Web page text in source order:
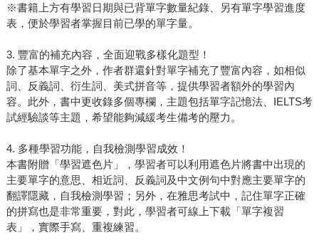
※書籍上方有學習日期與已背單字數量紀錄、另有單字學習進度
表，便於學習者掌握目前已學的單字量。
3. 豐富的補充內容，全面迎戰多樣化題型！
除了基本單字之外，作者群還針對單字補充了豐富內容，如相似
詞、反義詞、衍生詞、美式拼音等，提供學習者額外的學習內
容。此外，書中更收錄多個專欄，主題包括單字記憶法、IELTS考
試經驗談等主題，希望能夠減緩考生備考的壓力。
4. 多種學習功能，自我檢測學習成效！
本書附贈「學習遮色片」，學習者可以利用遮色片將書中出現的
主要單字的意思、相近詞、反義詞及中文例句中對應主要單字的
翻譯隱藏，自我檢測學習；另外，在雅思考試中，記住單字正確
的拼寫也是非常重要，對此，學習者可線上下載「單字複習
表」，實際手寫、重複練習。